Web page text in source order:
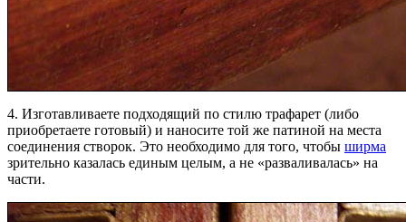
4. Изготавливаете подходящий по стилю трафарет (либо
приобретаете готовый) и наносите той же патиной на места
соединения створок. Это необходимо для того, чтобы ширма
зрительно казалась единым целым, а не «разваливалась» на
части.